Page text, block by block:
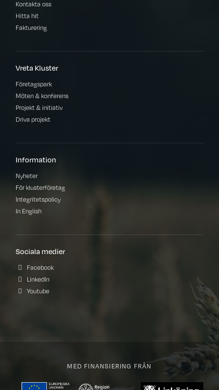
Kontakta oss
Hitta hit
Fakturering
Vreta Kluster
Företagspark
Möten & konferens
Projekt & initiativ
Driva projekt
Information
Nyheter
För klusterföretag
Integritetspolicy
In English
Sociala medier
Facebook
LinkedIn
Youtube
MED FINANSIERING FRÅN